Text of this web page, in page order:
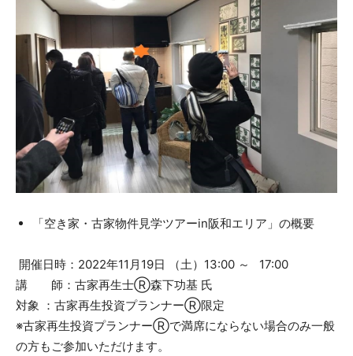
「空き家・古家物件見学ツアーin阪和エリア」の概要
開催日時：2022年11月19日 （土）13:00 ～ 17:00
講 師：古家再生士Ⓡ森下功基 氏
対象 ：古家再生投資プランナーⓇ限定
※古家再生投資プランナーⓇで満席にならない場合のみ一般
の方もご参加いただけます。